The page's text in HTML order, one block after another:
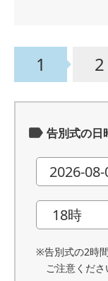
1 2
告別式の日
※告別式の2時
ご注意くださ